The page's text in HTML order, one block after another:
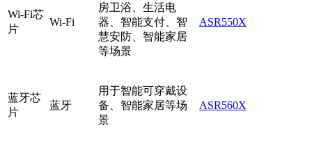
Wi-Fi芯
片
Wi-Fi
房卫浴、生活电
器、智能支付、智
慧安防、智能家居
等场景
ASR550X
蓝牙芯
片
蓝牙
用于智能可穿戴设
备、智能家居等场
景
ASR560X